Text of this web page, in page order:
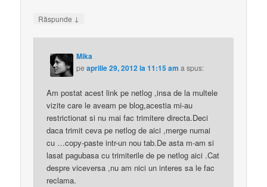
Răspunde ↓
Mika
peaprilie 29, 2012 la 11:15 am a spus:
Am postat acest link pe netlog ,insa de la multele
vizite care le aveam pe blog,acestia mi-au
restrictionat si nu mai fac trimitere directa.Deci
daca trimit ceva pe netlog de aici ,merge numai
cu …copy-paste intr-un nou tab.De asta m-am si
lasat pagubasa cu trimiterile de pe netlog aici .Cat
despre viceversa ,nu am nici un interes sa le fac
reclama.